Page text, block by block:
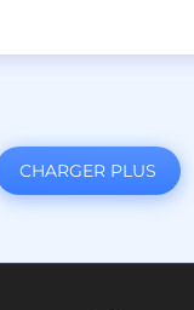
CHARGER PLUS